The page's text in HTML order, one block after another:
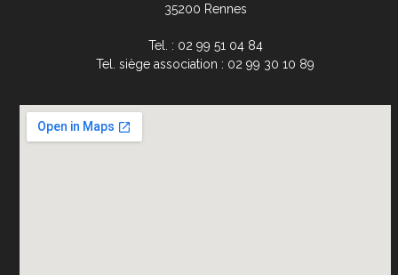
35200 Rennes
Tel. : 02 99 51 04 84
Tel. siège association : 02 99 30 10 89